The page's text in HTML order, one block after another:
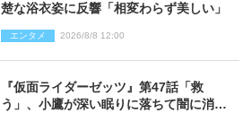
楚な浴衣姿に反響「相変わらず美しい」
エンタメ 2026/8/8 12:00
『仮面ライダーゼッツ』第47話「救
う」、小鷹が深い眠りに落ちて闇に消え